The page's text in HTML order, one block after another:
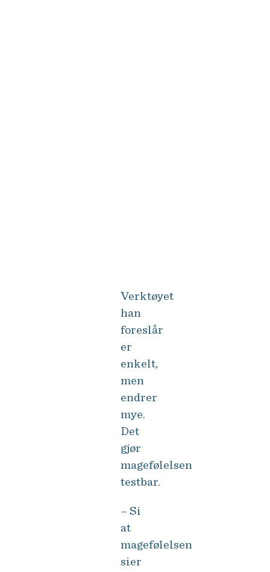
Verktøyet
han
foreslår
er
enkelt,
men
endrer
mye.
Det
gjør
magefølelsen
testbar.
– Si
at
magefølelsen
sier